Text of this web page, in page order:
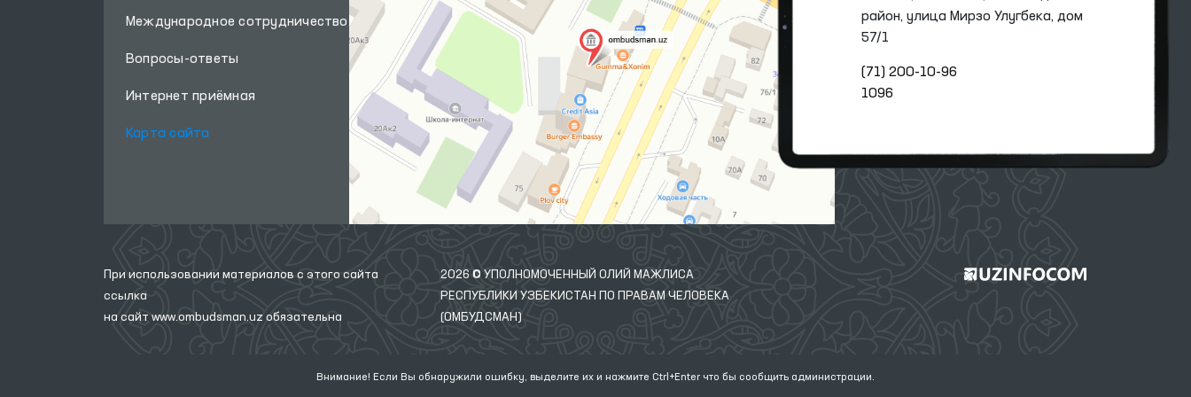
Международное сотрудничество
Вопросы-ответы
Интернет приёмная
Карта сайта
район, улица Мирзо Улугбека, дом
57/1
(71) 200-10-96
1096
При использовании материалов с этого сайта
ссылка
на сайт www.ombudsman.uz обязательна
2026 © УПОЛНОМОЧЕННЫЙ ОЛИЙ МАЖЛИСА
РЕСПУБЛИКИ УЗБЕКИСТАН ПО ПРАВАМ ЧЕЛОВЕКА
(ОМБУДСМАН)
Внимание! Если Вы обнаружили ошибку, выделите их и нажмите Ctrl+Enter что бы сообщить администрации.